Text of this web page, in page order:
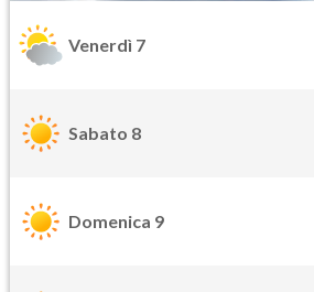
Venerdì 7
Sabato 8
Domenica 9